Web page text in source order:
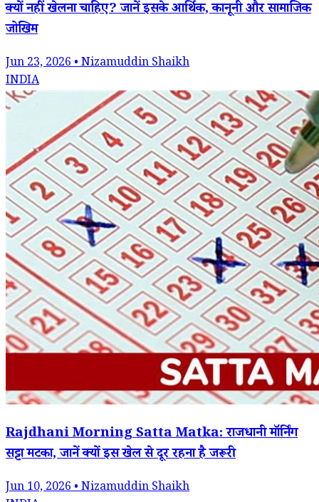
क्यों नहीं खेलना चाहिए? जानें इसके आर्थिक, कानूनी और सामाजिक
जोखिम
Jun 23, 2026 • Nizamuddin Shaikh
INDIA
Rajdhani Morning Satta Matka: राजधानी मॉर्निंग
सट्टा मटका, जानें क्यों इस खेल से दूर रहना है जरूरी
Jun 10, 2026 • Nizamuddin Shaikh